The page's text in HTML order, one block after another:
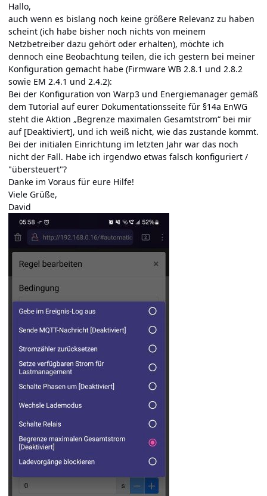
Hallo,
auch wenn es bislang noch keine größere Relevanz zu haben
scheint (ich habe bisher noch nichts von meinem
Netzbetreiber dazu gehört oder erhalten), möchte ich
dennoch eine Beobachtung teilen, die ich gestern bei meiner
Konfiguration gemacht habe (Firmware WB 2.8.1 und 2.8.2
sowie EM 2.4.1 und 2.4.2):
Bei der Konfiguration von Warp3 und Energiemanager gemäß
dem Tutorial aufeurer Dokumentationsseite für §14a EnWG
steht die Aktion „Begrenze maximalen Gesamtstrom“ bei mir
auf [Deaktiviert], und ich weiß nicht, wie das zustande kommt.
Bei der initialen Einrichtung im letzten Jahr war das noch
nicht der Fall. Habe ich irgendwo etwas falsch konfiguriert /
"übersteuert"?
Danke im Voraus für eure Hilfe!
Viele Grüße,
David